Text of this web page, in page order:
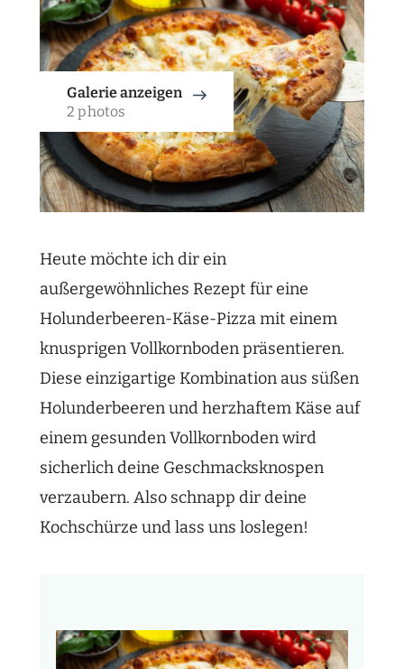
Galerie anzeigen
2 photos
Heute möchte ich dir ein
außergewöhnliches Rezept für eine
Holunderbeeren-Käse-Pizza mit einem
knusprigen Vollkornboden präsentieren.
Diese einzigartige Kombination aus süßen
Holunderbeeren und herzhaftem Käse auf
einem gesunden Vollkornboden wird
sicherlich deine Geschmacksknospen
verzaubern. Also schnapp dir deine
Kochschürze und lass uns loslegen!